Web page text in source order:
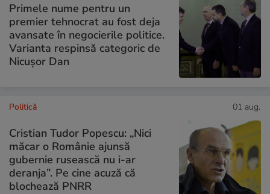
Primele nume pentru un
premier tehnocrat au fost deja
avansate în negocierile politice.
Varianta respinsă categoric de
Nicușor Dan
Politică 01 aug.
Cristian Tudor Popescu: „Nici
măcar o Românie ajunsă
gubernie rusească nu i-ar
deranja”. Pe cine acuză că
blochează PNRR